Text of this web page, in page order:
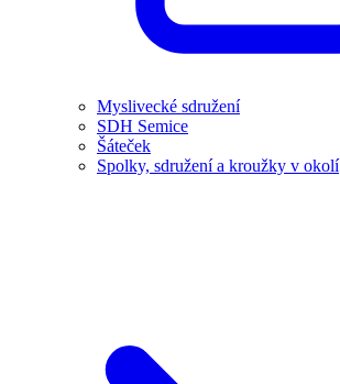
Myslivecké sdružení
SDH Semice
Šáteček
Spolky, sdružení a kroužky v okolí